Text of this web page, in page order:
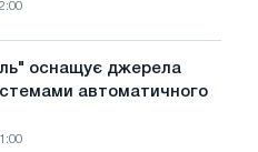
оснащує джерела
автоматичного